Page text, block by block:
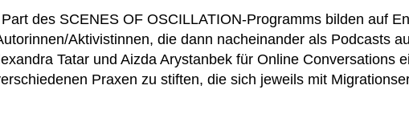
des SCENES OF OSCILLATION-Programms bilden auf
Aktivistinnen, die dann nacheinander als Podcasts
Tatar und Aizda Arystanbek für Online Conversations
Praxen zu stiften, die sich jeweils mit